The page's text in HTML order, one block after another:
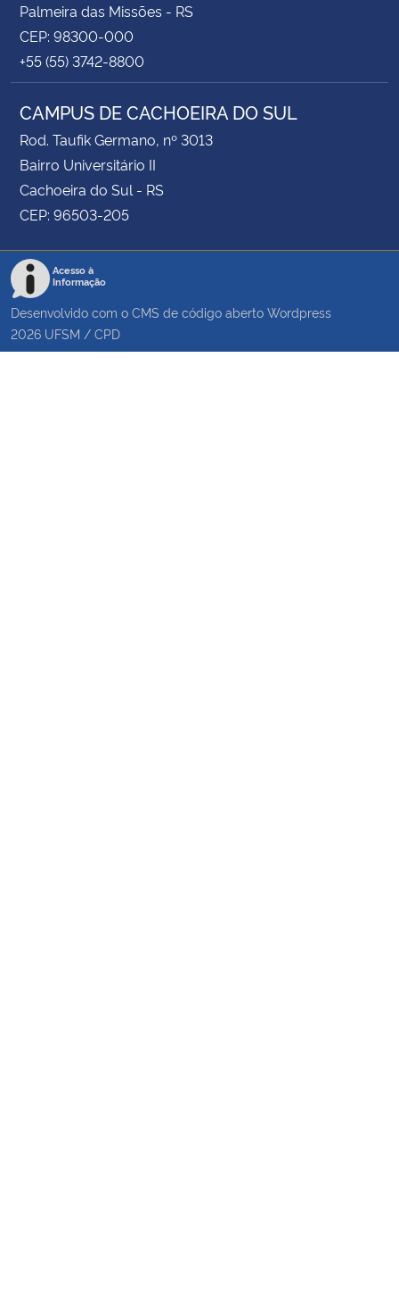
Palmeira das Missões - RS
CEP: 98300-000
+55 (55) 3742-8800
CAMPUS DE CACHOEIRA DO SUL
Rod. Taufik Germano, nº 3013
Bairro Universitário II
Cachoeira do Sul - RS
CEP: 96503-205
Acesso à
Informação
Desenvolvido com o CMS de código aberto Wordpress
2026 UFSM / CPD